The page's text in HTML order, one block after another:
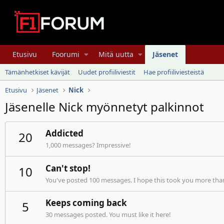
Etusivu Foorumi Mitä uutta Jäsenet
Tämänhetkiset kävijät Uudet profiiliviestit
Hae profiiliviesteistä
Etusivu
Jäsenet Nick
Jäsenelle Nick myönnetyt palkinnot
20
Addicted
1,000 messages? Impressive!
10 Can't stop!
You've posted 100 messages. I hope this took you more
5 Keeps coming back
30 messages posted. You must like it here!